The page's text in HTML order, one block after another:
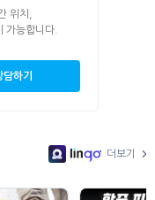
위치,
가능합니다.
하기
더보기